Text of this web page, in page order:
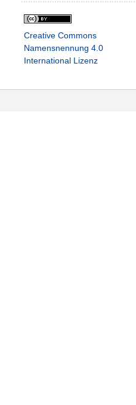
Creative Commons
Namensnennung 4.0
International Lizenz